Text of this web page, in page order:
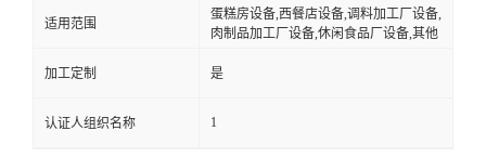
适用范围
蛋糕房设备,西餐店设备,调料加工厂设备,
肉制品加工厂设备,休闲食品厂设备,其他
加工定制 是
认证人组织名称 1